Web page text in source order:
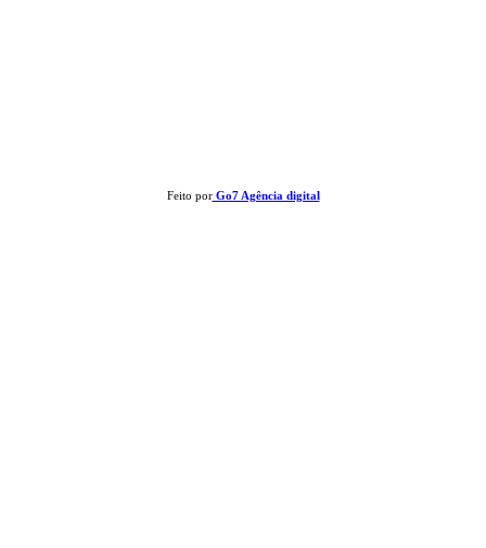
Feito porGo7 Agência digital